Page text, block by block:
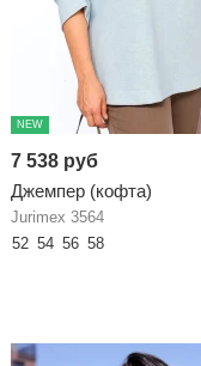
NEW
7 538 руб
Джемпер (кофта)
Jurimex 3564
52 54 56 58